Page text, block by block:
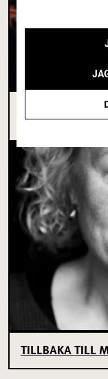
I SPRICKAN
SOM ÄNNU
TILLBAKA TILL